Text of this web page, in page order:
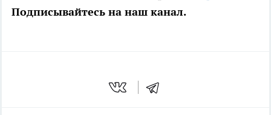
Подписывайтесь на наш канал.